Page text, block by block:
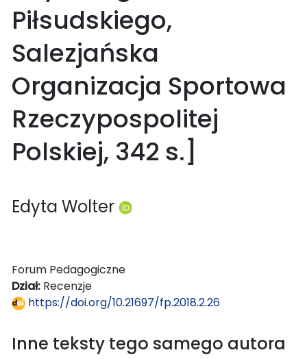
Piłsudskiego,
Salezjańska
Organizacja Sportowa
Rzeczypospolitej
Polskiej, 342 s.]
Edyta Wolter
Forum Pedagogiczne
Dział: Recenzje
https://doi.org/10.21697/fp.2018.2.26
Inne teksty tego samego autora